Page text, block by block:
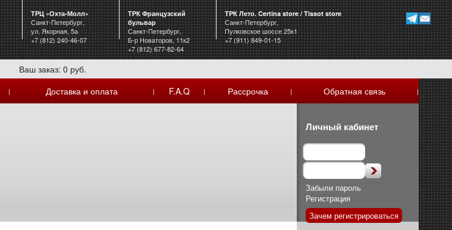
ТРЦ «Охта-Молл»
Санкт-Петербург,
ул. Якорная, 5а
+7 (812) 240-46-07
ТРК Французский
бульвар
Санкт-Петербург,
Б-р Новаторов, 11к2
+7 (812) 677-82-64
ТРК Лето. Certina store / Tissot store
Санкт-Петербург,
Пулковское шоссе 25к1
+7 (911) 849-01-15
Ваш заказ: 0 руб.
| Доставка и оплата | F.A.Q | Рассрочка | Обратная связь |
Личный кабинет
Забыли пароль
Регистрация
Зачем регистрироваться